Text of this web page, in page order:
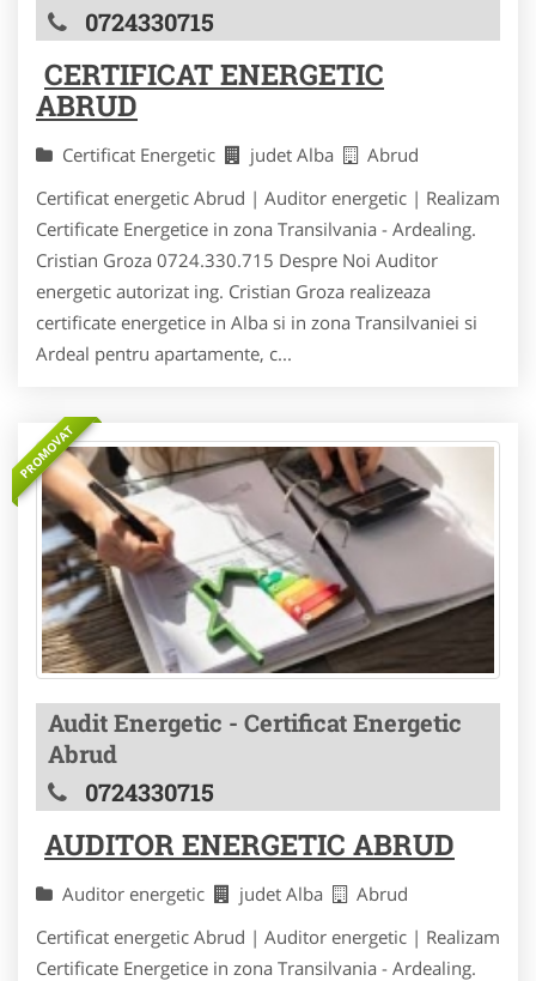
0724330715
CERTIFICAT ENERGETIC
ABRUD
Certificat Energetic judet Alba
Abrud
Certificat energetic Abrud | Auditor energetic | Realizam
Certificate Energetice in zona Transilvania - Ardealing.
Cristian Groza 0724.330.715 Despre Noi Auditor
energetic autorizat ing. Cristian Groza realizeaza
certificate energetice in Alba si in zona Transilvaniei si
Ardeal pentru apartamente, c...
PROMOVAT
Audit Energetic - Certificat Energetic
Abrud
0724330715
AUDITOR ENERGETIC ABRUD
Auditor energetic judet Alba
Abrud
Certificat energetic Abrud | Auditor energetic | Realizam
Certificate Energetice in zona Transilvania - Ardealing.